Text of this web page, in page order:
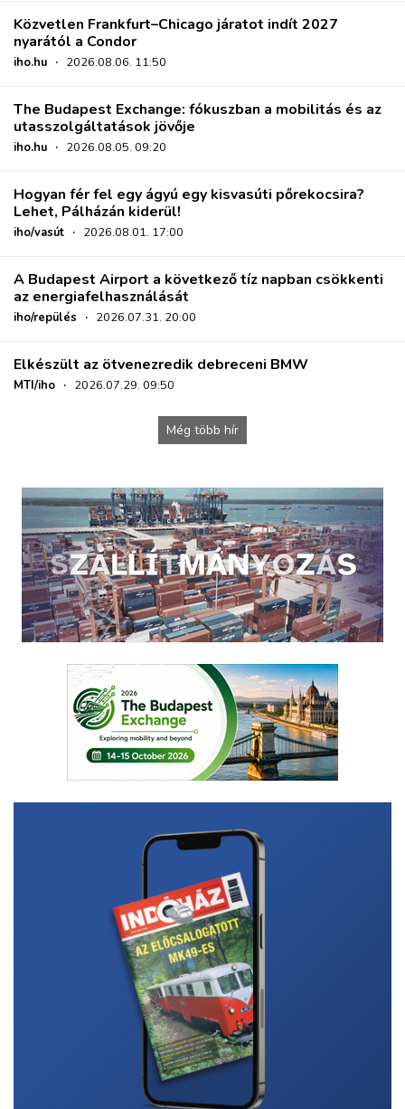
Közvetlen Frankfurt–Chicago járatot indít 2027
nyarától a Condor
iho.hu · 2026.08.06. 11:50
The Budapest Exchange: fókuszban a mobilitás és az
utasszolgáltatások jövője
iho.hu · 2026.08.05. 09:20
Hogyan fér fel egy ágyú egy kisvasúti pőrekocsira?
Lehet, Pálházán kiderül!
iho/vasút · 2026.08.01. 17:00
A Budapest Airport a következő tíz napban csökkenti
az energiafelhasználását
iho/repülés · 2026.07.31. 20:00
Elkészült az ötvenezredik debreceni BMW
MTI/iho · 2026.07.29. 09:50
Még több hír